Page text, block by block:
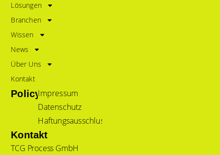
Lösungen
Branchen
Wissen
News
Über Uns
Kontakt
PolicyImpressum
Datenschutz
Haftungsausschluss
Kontakt
TCG Process GmbH